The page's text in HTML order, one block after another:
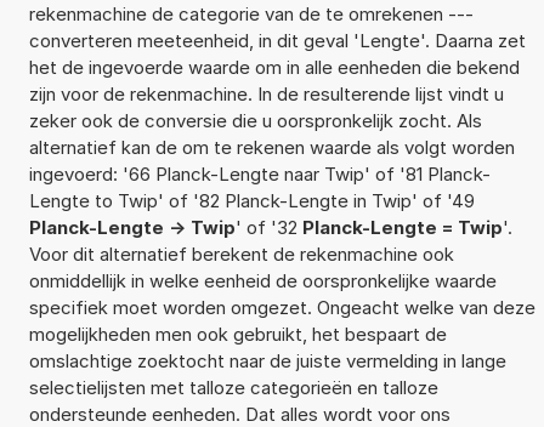
rekenmachine de categorie van de te omrekenen ---
converteren meeteenheid, in dit geval 'Lengte'. Daarna zet
het de ingevoerde waarde om in alle eenheden die bekend
zijn voor de rekenmachine. In de resulterende lijst vindt u
zeker ook de conversie die u oorspronkelijk zocht. Als
alternatief kan de om te rekenen waarde als volgt worden
ingevoerd: '66 Planck-Lengte naar Twip' of '81 Planck-
Lengte to Twip' of '82 Planck-Lengte in Twip' of '49
Planck-Lengte -> Twip' of '32 Planck-Lengte = Twip'.
Voor dit alternatief berekent de rekenmachine ook
onmiddellijk in welke eenheid de oorspronkelijke waarde
specifiek moet worden omgezet. Ongeacht welke van deze
mogelijkheden men ook gebruikt, het bespaart de
omslachtige zoektocht naar de juiste vermelding in lange
selectielijsten met talloze categorieën en talloze
ondersteunde eenheden. Dat alles wordt voor ons